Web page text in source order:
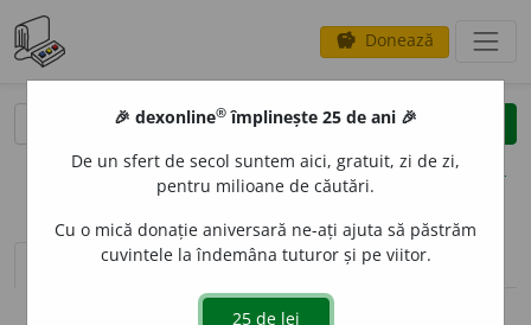
savings Donează
clear
opțiuni
sinteza definițiilor (1) definiții (17) declinări
🎉 dexonline® împlinește 25 de ani 🎉
De un sfert de secol suntem aici, gratuit, zi de zi,
pentru milioane de căutări.
Cu o mică donație aniversară ne-ați ajuta să păstrăm
cuvintele la îndemâna tuturor și pe viitor.